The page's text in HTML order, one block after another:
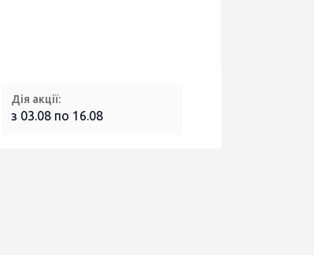
Дія акції:
з 03.08 по 16.08